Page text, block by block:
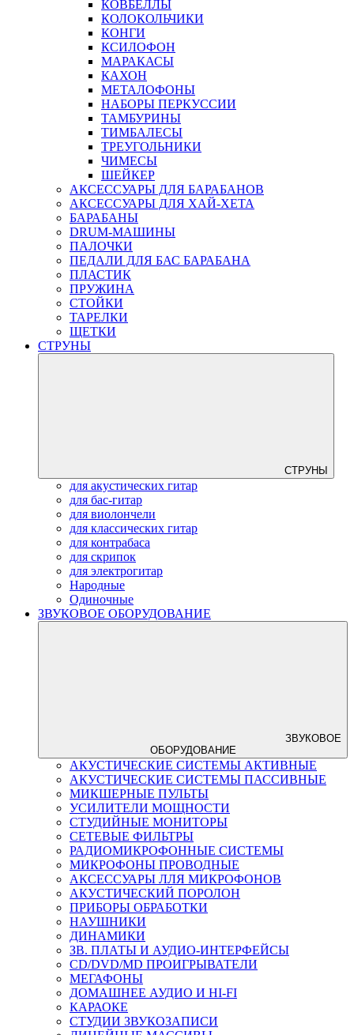
КОВБЕЛЛЫ
КОЛОКОЛЬЧИКИ
КОНГИ
КСИЛОФОН
МАРАКАСЫ
КАХОН
МЕТАЛОФОНЫ
НАБОРЫ ПЕРКУССИИ
ТАМБУРИНЫ
ТИМБАЛЕСЫ
ТРЕУГОЛЬНИКИ
ЧИМЕСЫ
ШЕЙКЕР
АКСЕССУАРЫ ДЛЯ БАРАБАНОВ
АКСЕССУАРЫ ДЛЯ ХАЙ-ХЕТА
БАРАБАНЫ
DRUM-МАШИНЫ
ПАЛОЧКИ
ПЕДАЛИ ДЛЯ БАС БАРАБАНА
ПЛАСТИК
ПРУЖИНА
СТОЙКИ
ТАРЕЛКИ
ЩЕТКИ
СТРУНЫ
СТРУНЫ
для акустических гитар
для бас-гитар
для виолончели
для классических гитар
для контрабаса
для скрипок
для электрогитар
Народные
Одиночные
ЗВУКОВОЕ ОБОРУДОВАНИЕ
ЗВУКОВОЕ
ОБОРУДОВАНИЕ
АКУСТИЧЕСКИЕ СИСТЕМЫ АКТИВНЫЕ
АКУСТИЧЕСКИЕ СИСТЕМЫ ПАССИВНЫЕ
МИКШЕРНЫЕ ПУЛЬТЫ
УСИЛИТЕЛИ МОЩНОСТИ
СТУДИЙНЫЕ МОНИТОРЫ
СЕТЕВЫЕ ФИЛЬТРЫ
РАДИОМИКРОФОННЫЕ СИСТЕМЫ
МИКРОФОНЫ ПРОВОДНЫЕ
АКСЕССУАРЫ ЛЛЯ МИКРОФОНОВ
АКУСТИЧЕСКИЙ ПОРОЛОН
ПРИБОРЫ ОБРАБОТКИ
НАУШНИКИ
ДИНАМИКИ
ЗВ. ПЛАТЫ И АУДИО-ИНТЕРФЕЙСЫ
CD/DVD/MD ПРОИГРЫВАТЕЛИ
МЕГАФОНЫ
ДОМАШНЕЕ АУДИО И HI-FI
КАРАОКЕ
СТУДИИ ЗВУКОЗАПИСИ